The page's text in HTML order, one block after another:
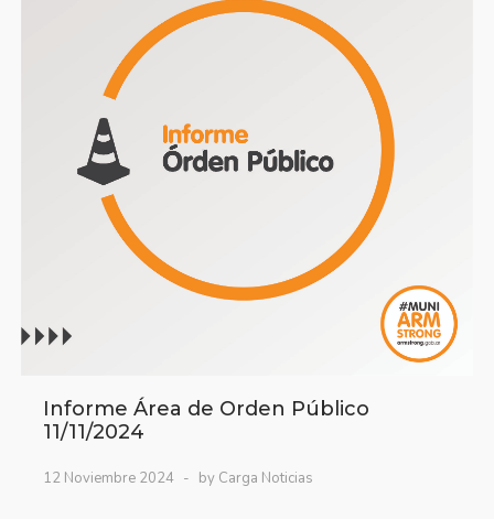
Informe Área de Orden Público
11/11/2024
12 Noviembre 2024 by Carga Noticias